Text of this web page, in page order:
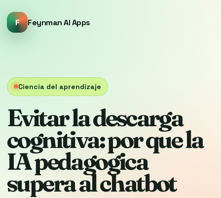
F Feynman AI Apps
Ciencia del aprendizaje
Evitar la descarga
cognitiva: por que la
IA pedagogica
supera al chatbot